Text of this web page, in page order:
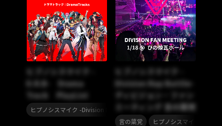
ヒプノシスマイク -
D.R.B- Drama
Track PlayList
ヒプノシスマイク -Division Rap Battle-
ヒプノシスマイク -
Division Rap Battle-
ディビジョン・ファン
ミーティング 言の葉党
言の葉党 ヒプノシスマイク -